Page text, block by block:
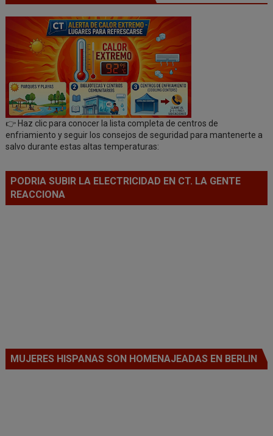
👉 Haz clic para conocer la lista completa de centros de
enfriamiento y seguir los consejos de seguridad para mantenerte a
salvo durante estas altas temperaturas:
PODRIA SUBIR LA ELECTRICIDAD EN CT. LA GENTE
REACCIONA
MUJERES HISPANAS SON HOMENAJEADAS EN BERLIN